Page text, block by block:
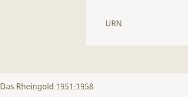
URN
Das Rheingold 1951-1958